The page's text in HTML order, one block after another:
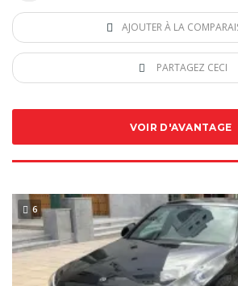
AJOUTER À LA
PARTAGEZ CECI
VOIR D'AVANTAGE
6